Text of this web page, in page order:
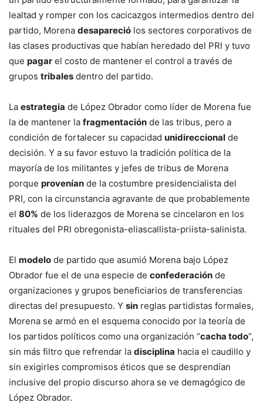
lealtad y romper con los cacicazgos intermedios dentro del
partido, Morena desapareció los sectores corporativos de
las clases productivas que habían heredado del PRI y tuvo
que pagar el costo de mantener el control a través de
grupos tribales dentro del partido.
La estrategia de López Obrador como líder de Morena fue
la de mantener la fragmentación de las tribus, pero a
condición de fortalecer su capacidad unidireccional de
decisión. Y a su favor estuvo la tradición política de la
mayoría de los militantes y jefes de tribus de Morena
porque provenían de la costumbre presidencialista del
PRI, con la circunstancia agravante de que probablemente
el 80% de los liderazgos de Morena se cincelaron en los
rituales del PRI obregonista-eliascallista-priista-salinista.
El modelo de partido que asumió Morena bajo López
Obrador fue el de una especie de confederación de
organizaciones y grupos beneficiarios de transferencias
directas del presupuesto. Y sin reglas partidistas formales,
Morena se armó en el esquema conocido por la teoría de
los partidos políticos como una organización “cacha todo”,
sin más filtro que refrendar la disciplina hacia el caudillo y
sin exigirles compromisos éticos que se desprendían
inclusive del propio discurso ahora se ve demagógico de
López Obrador.